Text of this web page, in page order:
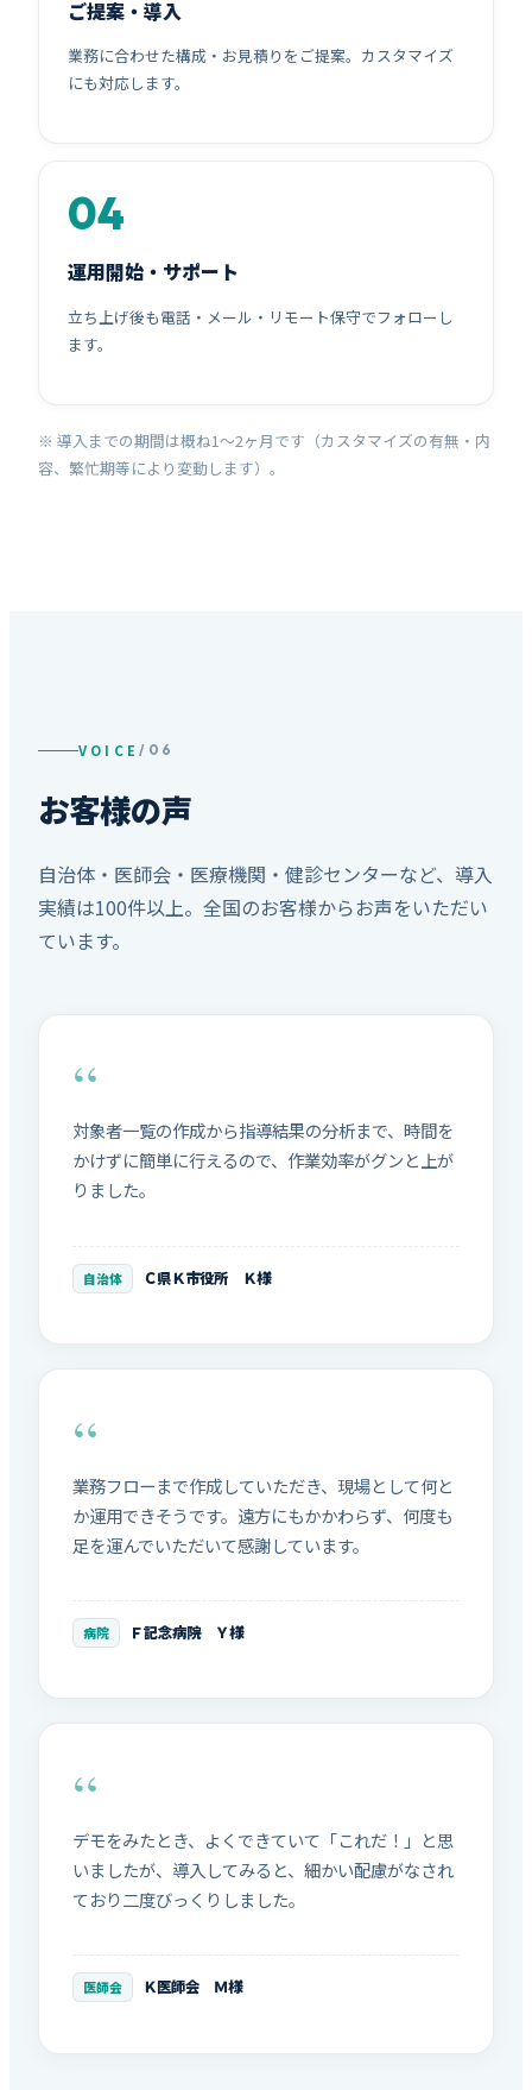
ご提案・導入
業務に合わせた構成・お見積りをご提案。カスタマイズ
にも対応します。
運用開始・サポート
立ち上げ後も電話・メール・リモート保守でフォローし
ます。
※ 導入までの期間は概ね1〜2ヶ月です（カスタマイズの有無・内
容、繁忙期等により変動します）。
VOICE/ 06
お客様の声
自治体・医師会・医療機関・健診センターなど、導入
実績は100件以上。全国のお客様からお声をいただい
ています。
対象者一覧の作成から指導結果の分析まで、時間を
かけずに簡単に行えるので、作業効率がグンと上が
りました。
自治体 Ｃ県Ｋ市役所 Ｋ様
業務フローまで作成していただき、現場として何と
か運用できそうです。遠方にもかかわらず、何度も
足を運んでいただいて感謝しています。
病院 Ｆ記念病院 Ｙ様
デモをみたとき、よくできていて「これだ！」と思
いましたが、導入してみると、細かい配慮がなされ
ており二度びっくりしました。
医師会 Ｋ医師会 Ｍ様